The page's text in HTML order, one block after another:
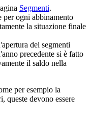
Segmenti.
per ogni abbinamento
la situazione finale
dei segmenti
precedente si è fatto
il saldo nella
per esempio la
queste devono essere